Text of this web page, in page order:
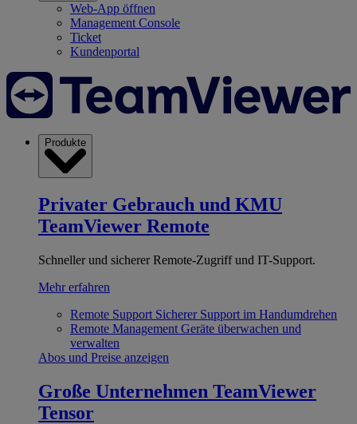
Web-App öffnen
Management Console
Ticket
Kundenportal
Produkte
Privater Gebrauch und KMU
TeamViewer Remote
Schneller und sicherer Remote-Zugriff und IT-Support.
Mehr erfahren
Remote Support Sicherer Support im Handumdrehen
Remote Management Geräte überwachen und
verwalten
Abos und Preise anzeigen
Große Unternehmen TeamViewer
Tensor